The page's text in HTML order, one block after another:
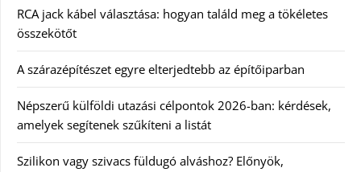
RCA jack kábel választása: hogyan találd meg a tökéletes
összekötőt
A szárazépítészet egyre elterjedtebb az építőiparban
Népszerű külföldi utazási célpontok 2026-ban: kérdések,
amelyek segítenek szűkíteni a listát
Szilikon vagy szivacs füldugó alváshoz? Előnyök,